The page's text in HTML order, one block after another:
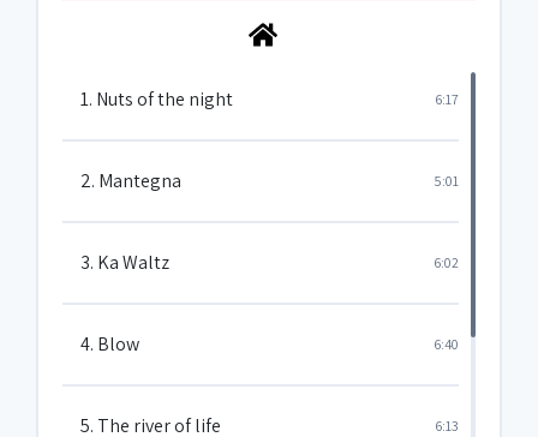
1. Nuts of the night 6:17
2. Mantegna 5:01
3. Ka Waltz 6:02
4. Blow 6:40
5. The river of life 6:13